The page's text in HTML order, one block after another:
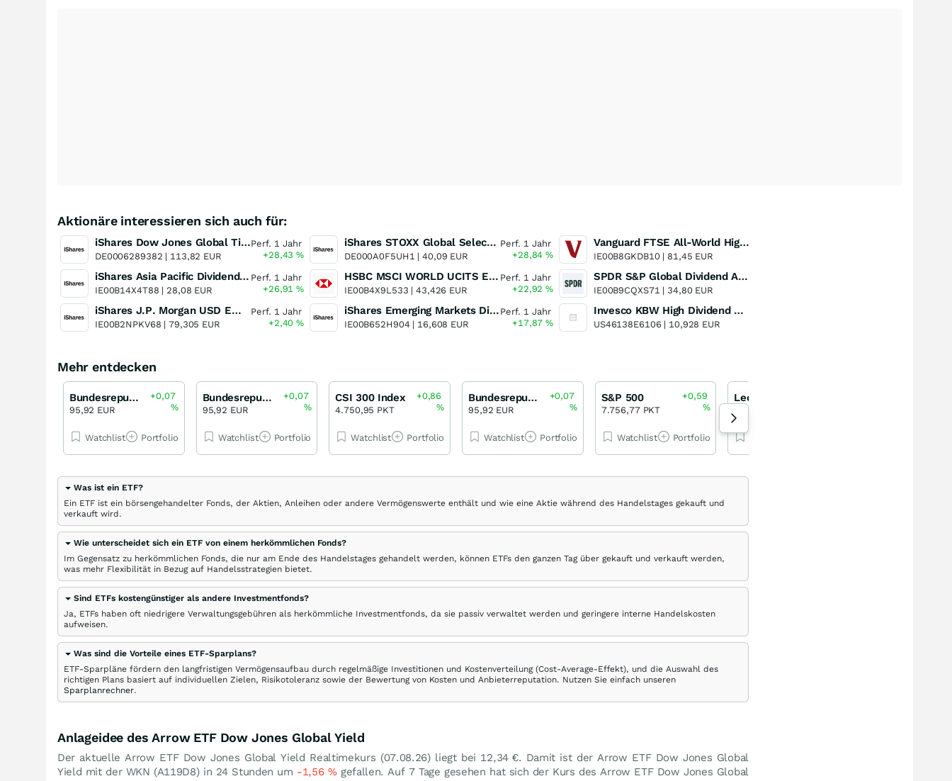
Aktionäre interessieren sich auch für:
iShares Dow Jones Global Titans 50 UCITS ETF (DE)
DE0006289382 | 113,82 EUR
Perf. 1 Jahr
+28,43%
iShares Asia Pacific Dividend UCITS ETF
IE00B14X4T88 | 28,08 EUR
Perf. 1 Jahr
+26,91%
iShares J.P. Morgan USD Emerging Markets Bond UCITS ETF (Dist)
IE00B2NPKV68 |79,305 EUR
Perf. 1 Jahr
+2,40%
iShares STOXX Global Select Dividend 100 UCITS ETF (DE)
DE000A0F5UH1 |40,09 EUR
Perf. 1 Jahr
+28,84%
HSBC MSCI WORLD UCITS ETF
IE00B4X9L533 |43,426 EUR
Perf. 1 Jahr
+22,92%
iShares Emerging Markets Dividend UCITS ETF
IE00B652H904 | 16,608 EUR
Perf. 1 Jahr
+17,87%
Vanguard FTSE All-World High Dividend Yield UCITS ETF Distributing
IE00B8GKDB10 | 81,45 EUR
SPDR S&P Global Dividend Aristocrats UCITS ETF
IE00B9CQXS71 | 34,80 EUR
Invesco KBW High Dividend Yield Financial ETF
US46138E6106 | 10,928 EUR
Mehr entdecken
Bundesrepublik Deutschland Staatsanleihe 2,50 % bis 02/35
95,92 EUR
+0,07
%
Watchlist Portfolio
Bundesrepublik Deutschland Staatsanleihe 2,50 % bis 02/35
95,92 EUR
+0,07
%
Watchlist Portfolio
CSI 300 Index
4.750,95 PKT
+0,86
%
Watchlist Portfolio
Bundesrepublik Deutschland Staatsanleihe 2,50 % bis 02/35
95,92 EUR
+0,07
%
Watchlist Portfolio
S&P 500
7.756,77 PKT
+0,59
%
Watchlist Portfolio
Leonardo
Was ist ein ETF?
Ein ETF ist ein börsengehandelter Fonds, der Aktien, Anleihen oder andere Vermögenswerte enthält und wie eine Aktie während des Handelstages gekauft und
verkauft wird.
Wie unterscheidet sich ein ETF von einem herkömmlichen Fonds?
Im Gegensatz zu herkömmlichen Fonds, die nur am Ende des Handelstages gehandelt werden, können ETFs den ganzen Tag über gekauft und verkauft werden,
was mehr Flexibilität in Bezug auf Handelsstrategien bietet.
Sind ETFs kostengünstiger als andere Investmentfonds?
Ja, ETFs haben oft niedrigere Verwaltungsgebühren als herkömmliche Investmentfonds, da sie passiv verwaltet werden und geringere interne Handelskosten
aufweisen.
Was sind die Vorteile eines ETF-Sparplans?
ETF-Sparpläne fördern den langfristigen Vermögensaufbau durch regelmäßige Investitionen und Kostenverteilung (Cost-Average-Effekt), und die Auswahl des
richtigen Plans basiert auf individuellen Zielen, Risikotoleranz sowie der Bewertung von Kosten und Anbieterreputation. Nutzen Sie einfach unseren
Sparplanrechner.
Anlageidee des Arrow ETF Dow Jones Global Yield
Der aktuelle Arrow ETF Dow Jones Global Yield Realtimekurs (07.08.26) liegt bei 12,34 €. Damit ist der Arrow ETF Dow Jones Global
Yield mit der WKN (A119D8) in 24 Stunden um -1,56 %gefallen. Auf 7 Tage gesehen hat sich der Kurs des Arrow ETF Dow Jones Global